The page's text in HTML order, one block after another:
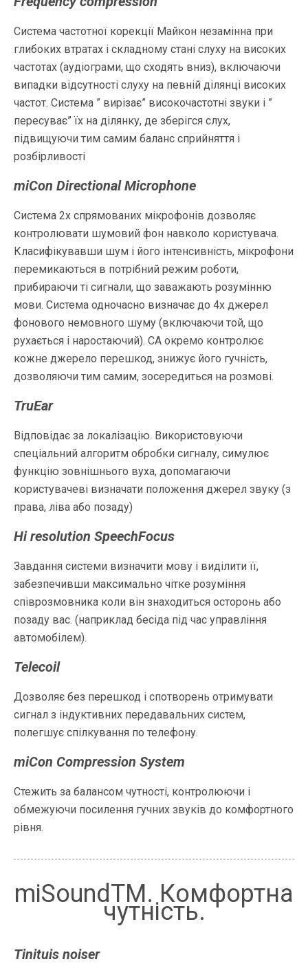
Система частотної корекції Майкон незамінна при
глибоких втратах і складному стані слуху на високих
частотах (аудіограми, що сходять вниз), включаючи
випадки відсутності слуху на певній ділянці високих
частот. Система ” вирізає” високочастотні звуки і ”
пересуває” їх на ділянку, де зберігся слух,
підвищуючи тим самим баланс сприйняття і
розбірливості
miCon Directional Microphone
Система 2х спрямованих мікрофонів дозволяє
контролювати шумовий фон навколо користувача.
Класифікувавши шум і його інтенсивність, мікрофони
перемикаються в потрібний режим роботи,
прибираючи ті сигнали, що заважають розумінню
мови. Система одночасно визначає до 4х джерел
фонового немовного шуму (включаючи той, що
рухається і наростаючий). СА окремо контролює
кожне джерело перешкод, знижує його гучність,
дозволяючи тим самим, зосередиться на розмові.
TruEar
Відповідає за локалізацію. Використовуючи
спеціальний алгоритм обробки сигналу, симулює
функцію зовнішнього вуха, допомагаючи
користувачеві визначати положення джерел звуку (з
права, ліва або позаду)
Hi resolution SpeechFocus
Завдання системи визначити мову і виділити її,
забезпечивши максимально чітке розуміння
співрозмовника коли він знаходиться осторонь або
позаду вас. (наприклад бесіда під час управління
автомобілем).
Telecoil
Дозволяє без перешкод і спотворень отримувати
сигнал з індуктивних передавальних систем,
полегшує спілкування по телефону.
miCon Compression System
Стежить за балансом чутності, контролюючи і
обмежуючи посилення гучних звуків до комфортного
рівня.
miSoundTM. Комфортна
чутність.
Tinituis noiser